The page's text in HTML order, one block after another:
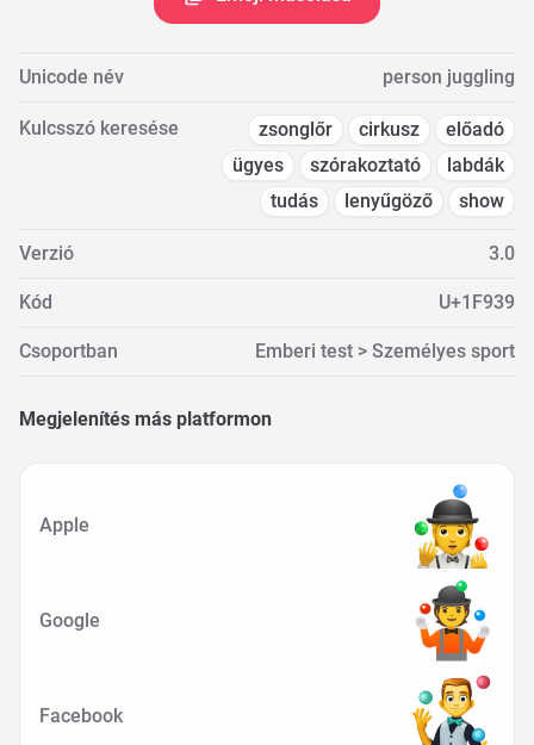
Unicode név person juggling
Kulcsszó keresése zsonglőr cirkusz
előadó
ügyes
szórakoztató
labdák
tudás
lenyűgöző show
Verzió 3.0
Kód U+1F939
Csoportban Emberi test > Személyes sport
Megjelenítés más platformon
Apple
Google
Facebook